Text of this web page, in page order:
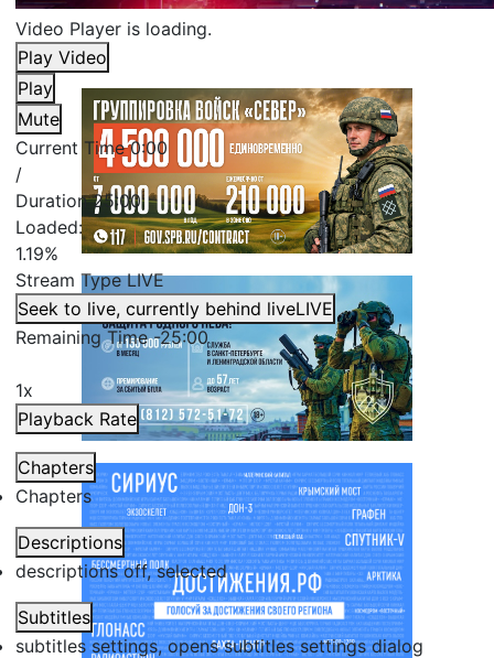
Video Player is loading.
Play Video
Play
Mute
Current Time0:00
/
Duration25:00
Loaded:
1.19%
Stream TypeLIVE
Seek to live, currently behind liveLIVE
Remaining Time-25:00
1x
Playback Rate
Chapters
Chapters
Descriptions
descriptions off, selected
Subtitles
subtitles settings, opens subtitles settings dialog